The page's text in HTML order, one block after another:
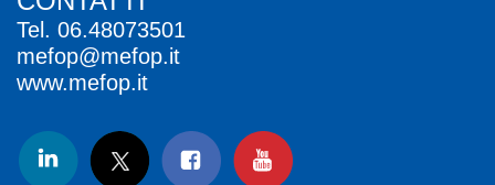
Tel. 06.48073501
mefop@mefop.it
www.mefop.it